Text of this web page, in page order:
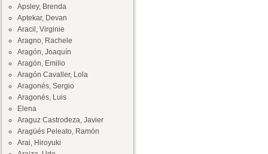
Apsley, Brenda
Aptekar, Devan
Aracil, Virginie
Aragno, Rachele
Aragón, Joaquín
Aragón, Emilio
Aragón Cavaller, Lola
Aragonés, Sergio
Aragonés, Luis
Elena
Araguz Castrodeza, Javier
Aragüés Peleato, Ramón
Arai, Hiroyuki